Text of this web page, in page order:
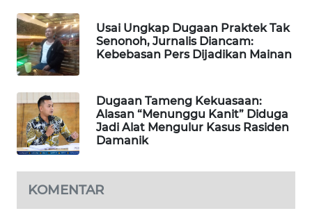
Usai Ungkap Dugaan Praktek Tak
Senonoh, Jurnalis Diancam:
Kebebasan Pers Dijadikan Mainan
Dugaan Tameng Kekuasaan:
Alasan “Menunggu Kanit” Diduga
Jadi Alat Mengulur Kasus Rasiden
Damanik
KOMENTAR
ENERGI
NEWS
CILEUNGSI
NEWS
BERKAT
BERAMPU
NEWS